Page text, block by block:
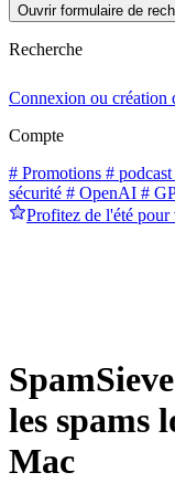
Ouvrir formulaire de
Recherche
Connexion ou création
Compte
# Promotions #
sécurité # OpenAI #
Profitez de l'été
les spams
Mac